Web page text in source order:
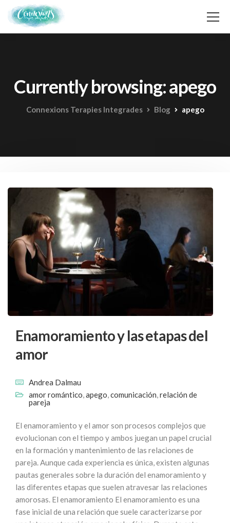
Currently browsing: apego
Connexions Terapies Integrades Blog apego
Enamoramiento y las etapas del
amor
Andrea Dalmau
amor romántico,apego,comunicación,relación de
pareja
El enamoramiento y el amor son procesos complejos que
evolucionan con el tiempo y ambos juegan un papel crucial
en la formación y mantenimiento de las relaciones de
pareja. Aunque cada experiencia es única, existen algunas
pautas generales sobre la duración del enamoramiento y
las diferentes etapas que suelen atravesar las relaciones
amorosas. El enamoramiento El enamoramiento es una
fase inicial de una relación que suele caracterizarse por